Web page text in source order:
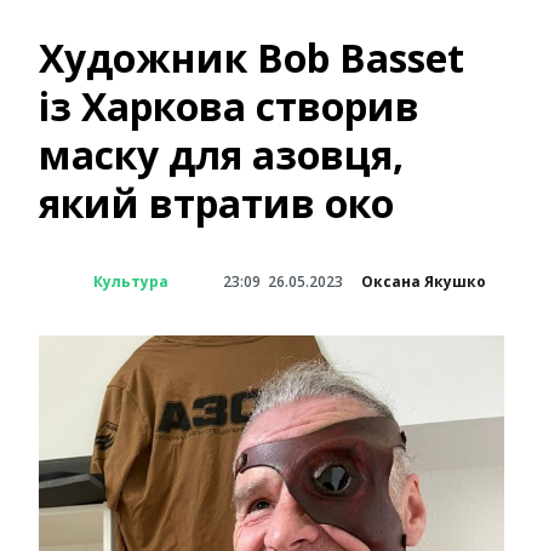
Художник Bob Basset
із Харкова створив
маску для азовця,
який втратив око
Культура 23:09 26.05.2023 Оксана Якушко